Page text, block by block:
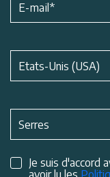
E-mail*
Etats-Unis (USA)
Serres
Je suis d'accord
avoir lu les